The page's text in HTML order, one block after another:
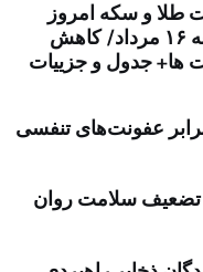
طلا و سکه امروز
جمعه ۱۶ مرداد/ کاهش
ها+ جدول و جزییات
عفونت‌های تنفسی
تضعیف سلامت روان